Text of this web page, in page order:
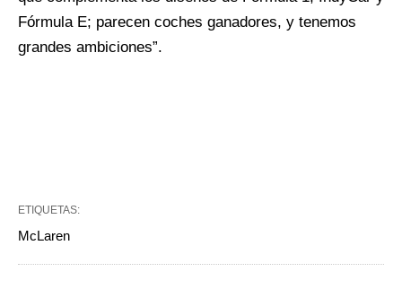
Fórmula E; parecen coches ganadores, y tenemos
grandes ambiciones”.
ETIQUETAS:
McLaren